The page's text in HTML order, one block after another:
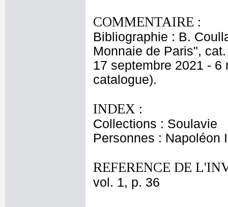
COMMENTAIRE :
Bibliographie : B.
Monnaie de Paris",
17 septembre 2021 -
catalogue).
INDEX :
Collections : Soulavie
Personnes : Napoléon
REFERENCE DE
vol. 1, p. 36